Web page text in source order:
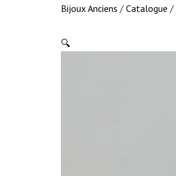
Bijoux Anciens / Catalogue /
🔍